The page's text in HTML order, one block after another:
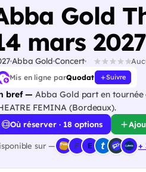
Gold
mars 2027
Abba GoldConcert
Mis en ligne parQuodat Suivre
bref — Abba Gold part en tournée
FEMINA (Bordeaux).
Où réserver · 18 options
sur — +